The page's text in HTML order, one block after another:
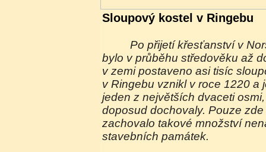
Sloupový kostel v Ringebu
Po přijetí křesťanství v Norsku, kolem roku 1030,
bylo v průběhu středověku až
v zemi postaveno asi tisíc
v Ringebu vznikl v roce 1220 a
jeden z největších dvaceti
doposud dochovaly. Pouze
zachovalo takové množství
stavebních památek.